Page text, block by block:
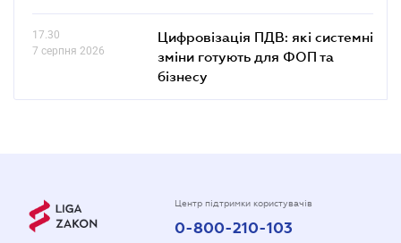
17.30
7 серпня 2026
Цифровізація ПДВ: які системні
зміни готують для ФОП та
бізнесу
Центр підтримки користувачів
0-800-210-103